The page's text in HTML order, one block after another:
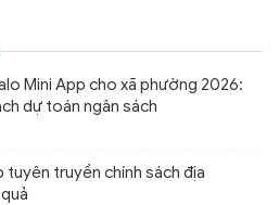
Mini App cho xã phường 2026:
dự toán ngân sách
tuyên truyền chính sách địa